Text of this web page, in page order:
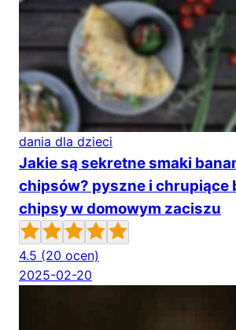
dania dla dzieci
Jakie są sekretne smaki
chipsów? pyszne i chrupiące
chipsy w domowym zaciszu
4.5 (20 ocen)
2025-02-20